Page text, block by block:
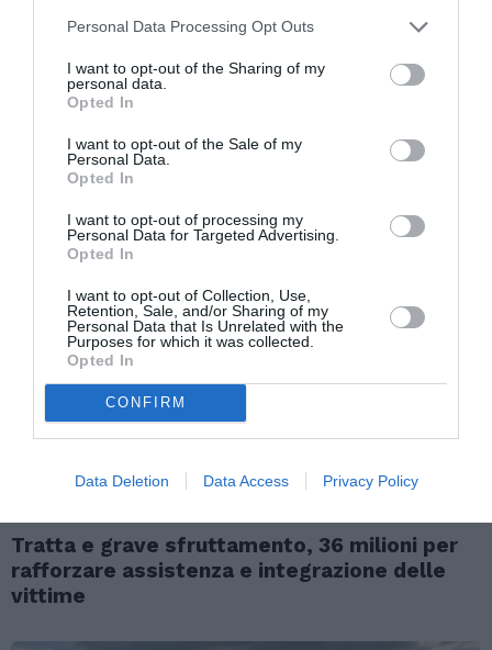
Personal Data Processing Opt Outs
I want to opt-out of the Sharing of my
personal data.
Opted In
I want to opt-out of the Sale of my
Personal Data.
Opted In
I want to opt-out of processing my
Personal Data for Targeted Advertising.
Opted In
I want to opt-out of Collection, Use,
Retention, Sale, and/or Sharing of my
Personal Data that Is Unrelated with the
Purposes for which it was collected.
Opted In
CONFIRM
Data Deletion Data Access Privacy Policy
Cagliari, smantellata rete accusata di
favorire l’immigrazione irregolare: otto fermi
Tratta e grave sfruttamento, 36 milioni per
rafforzare assistenza e integrazione delle
vittime